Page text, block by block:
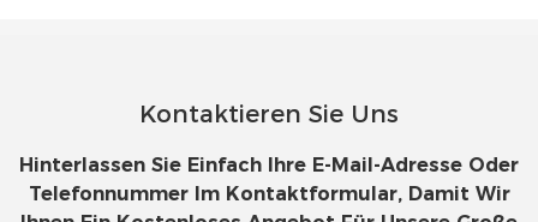
Kontaktieren Sie Uns
Hinterlassen Sie Einfach Ihre E-Mail-Adresse Oder
Telefonnummer Im Kontaktformular, Damit Wir